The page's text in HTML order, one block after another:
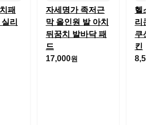
패
리
자세명가 족저근
막 올인원 발 아치
뒤꿈치 발바닥 패
드
17,000원
헬스
리콘
쿠션
킨
8,530